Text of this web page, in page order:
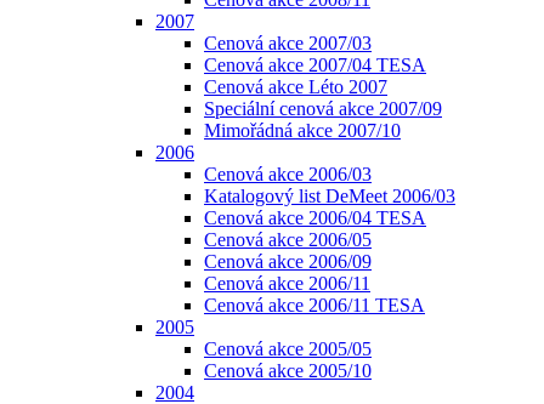
2007
Cenová akce 2007/03
Cenová akce 2007/04 TESA
Cenová akce Léto 2007
Speciální cenová akce 2007/09
Mimořádná akce 2007/10
2006
Cenová akce 2006/03
Katalogový list DeMeet 2006/03
Cenová akce 2006/04 TESA
Cenová akce 2006/05
Cenová akce 2006/09
Cenová akce 2006/11
Cenová akce 2006/11 TESA
2005
Cenová akce 2005/05
Cenová akce 2005/10
2004